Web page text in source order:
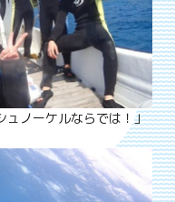
ュノーケルならでは！」